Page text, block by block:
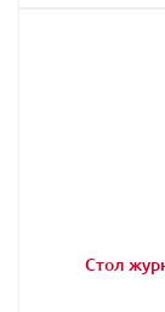
Стол журнольный №5